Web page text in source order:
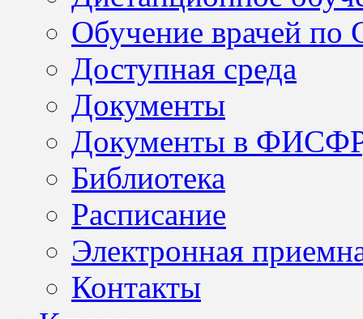
Обучение врачей по
Доступная среда
Документы
Документы в
Библиотека
Расписание
Электронная
Контакты